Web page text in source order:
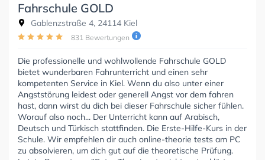
Fahrschule GOLD
Gablenzstraße 4, 24114 Kiel
831 Bewertungen
Die professionelle und wohlwollende Fahrschule GOLD
bietet wunderbaren Fahrunterricht und einen sehr
kompetenten Service in Kiel. Wenn du also unter einer
Angststörung leidest oder generell Angst vor dem fahren
hast, dann wirst du dich bei dieser Fahrschule sicher fühlen.
Worauf also noch... Der Unterricht kann auf Arabisch,
Deutsch und Türkisch stattfinden. Die Erste-Hilfe-Kurs in der
Schule. Wir empfehlen dir auch online-theorie tests am PC
zu absolvieren, um dich gut auf die theoretische Prüfung.